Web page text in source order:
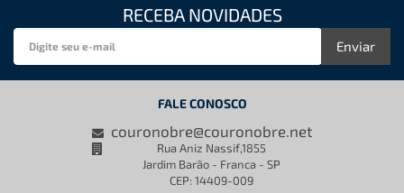
RECEBA NOVIDADES
Enviar
FALE CONOSCO
couronobre@couronobre.net
Rua Aniz Nassif,1855
Jardim Barão - Franca - SP
CEP: 14409-009